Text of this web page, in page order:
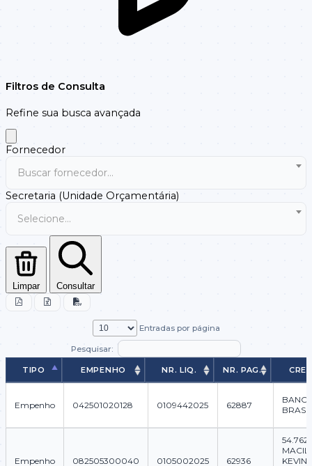
Filtros de Consulta
Refine sua busca avançada
Fornecedor
Buscar fornecedor...
Secretaria (Unidade Orçamentária)
Selecione...
Limpar Consultar
Entradas por página
Pesquisar:
TIPO EMPENHO NR. LIQ. NR. PAG.
TIPO
EMPENHO NR. LIQ. NR. PAG.
Empenho 042501020128 0109442025 62887
Empenho 082505300040 0105002025 62936
KEVIN